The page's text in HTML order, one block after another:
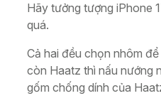
Hãy tưởng tượng iPhone
quá.
Cả hai đều chọn nhôm
còn Haatz thì nấu nướng
gốm chống dính của